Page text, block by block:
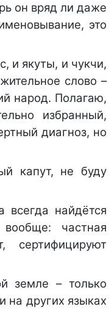
он вряд ли даже
это
и якуты, и чукчи,
слово –
народ. Полагаю,
избранный,
диагноз, но
капут, не буду
всегда найдётся
частная
сертифицируют
земле – только
на других языках